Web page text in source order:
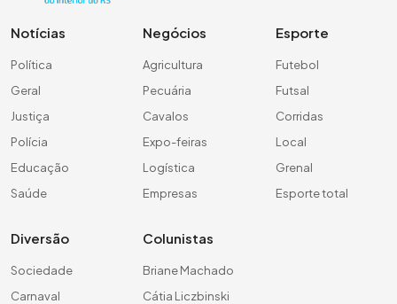
Notícias
Política
Geral
Justiça
Polícia
Educação
Saúde
Negócios
Agricultura
Pecuária
Cavalos
Expo-feiras
Logística
Empresas
Esporte
Futebol
Futsal
Corridas
Local
Grenal
Esporte total
Diversão
Sociedade
Carnaval
Colunistas
Briane Machado
Cátia Liczbinski